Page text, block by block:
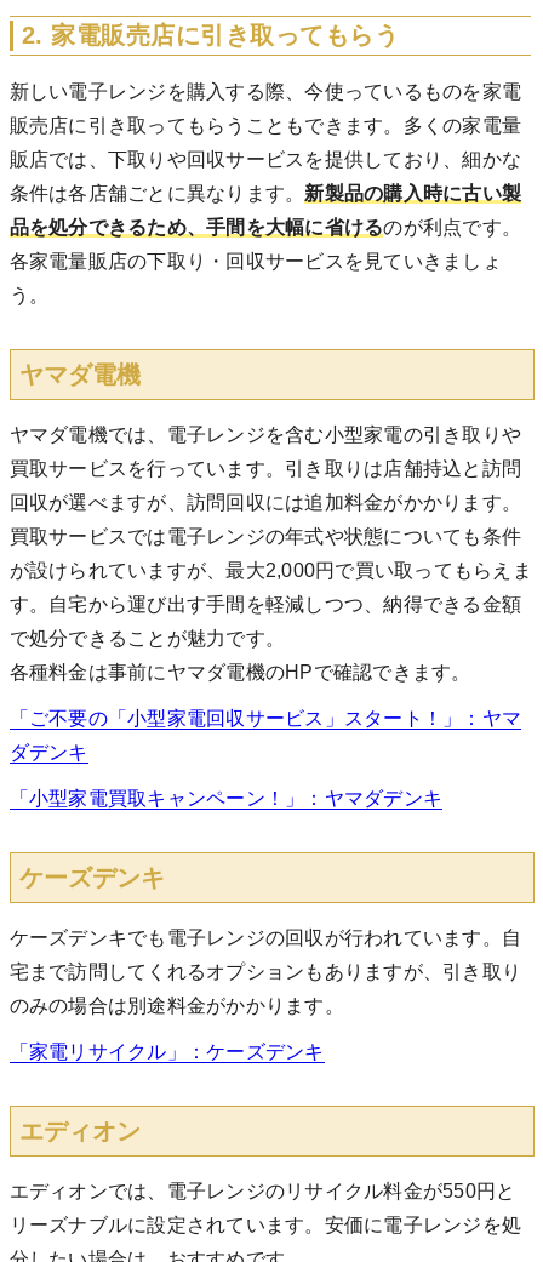
2. 家電販売店に引き取ってもらう
新しい電子レンジを購入する際、今使っているものを家電
販売店に引き取ってもらうこともできます。多くの家電量
販店では、下取りや回収サービスを提供しており、細かな
条件は各店舗ごとに異なります。 新製品の購入時に古い製
品を処分できるため、手間を大幅に省けるのが利点です。
各家電量販店の下取り・回収サービスを見ていきましょ
う。
ヤマダ電機
ヤマダ電機では、電子レンジを含む小型家電の引き取りや
買取サービスを行っています。引き取りは店舗持込と訪問
回収が選べますが、訪問回収には追加料金がかかります。
買取サービスでは電子レンジの年式や状態についても条件
が設けられていますが、最大2,000円で買い取ってもらえま
す。自宅から運び出す手間を軽減しつつ、納得できる金額
で処分できることが魅力です。
各種料金は事前にヤマダ電機のHPで確認できます。
「ご不要の「小型家電回収サービス」スタート！」：ヤマ
ダデンキ
「小型家電買取キャンペーン！」：ヤマダデンキ
ケーズデンキ
ケーズデンキでも電子レンジの回収が行われています。自
宅まで訪問してくれるオプションもありますが、引き取り
のみの場合は別途料金がかかります。
「家電リサイクル」：ケーズデンキ
エディオン
エディオンでは、電子レンジのリサイクル料金が550円と
リーズナブルに設定されています。安価に電子レンジを処